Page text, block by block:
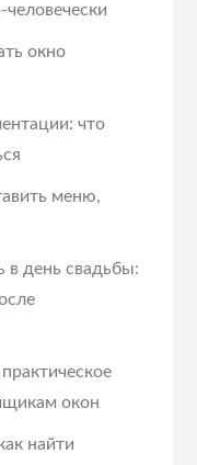
окно
что
меню,
в день свадьбы:
окон
найти